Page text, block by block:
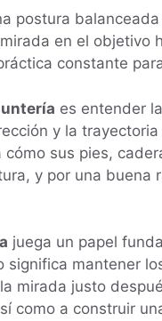
postura
en el objetivo
constante
es entender
y la
sus pies,
y por una
juega un papel
significa mantener
mirada justo
como a construir